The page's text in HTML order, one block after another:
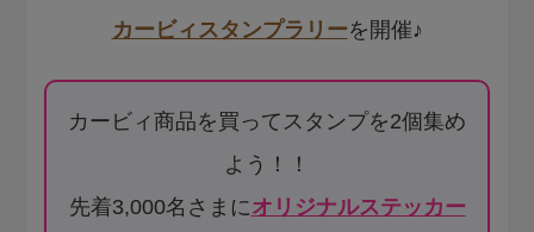
カービィスタンプラリーを開催♪
カービィ商品を買ってスタンプを2個集め
よう！！
先着3,000名さまにオリジナルステッカー